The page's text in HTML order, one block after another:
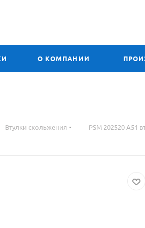
О КОМПАНИИ
Втулки скольжения — PSM 202520 A51